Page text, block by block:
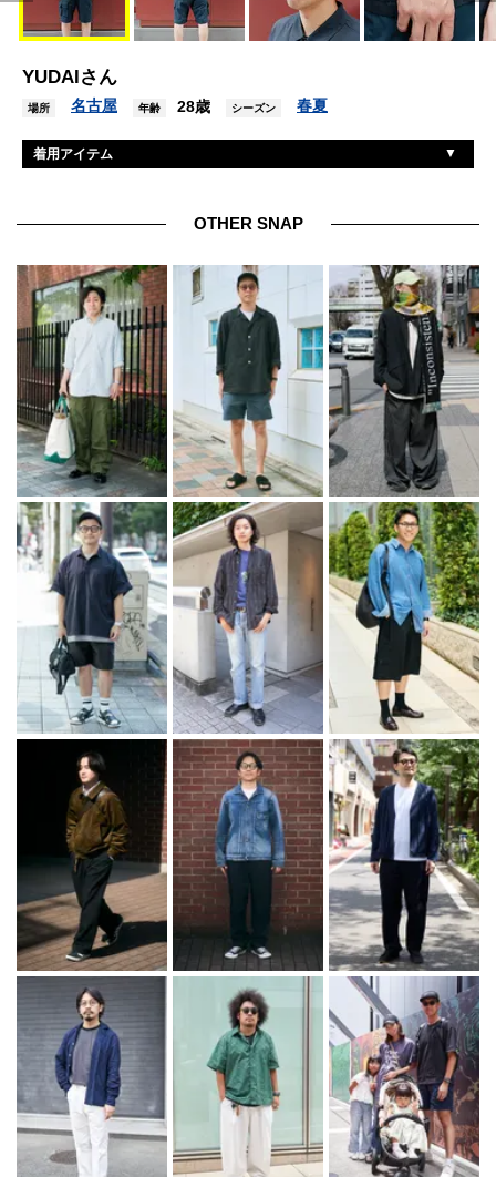
YUDAIさん
場所 名古屋 年齢 28歳 シーズン 春夏
着用アイテム
帽子 ナインテイラー
OTHER SNAP